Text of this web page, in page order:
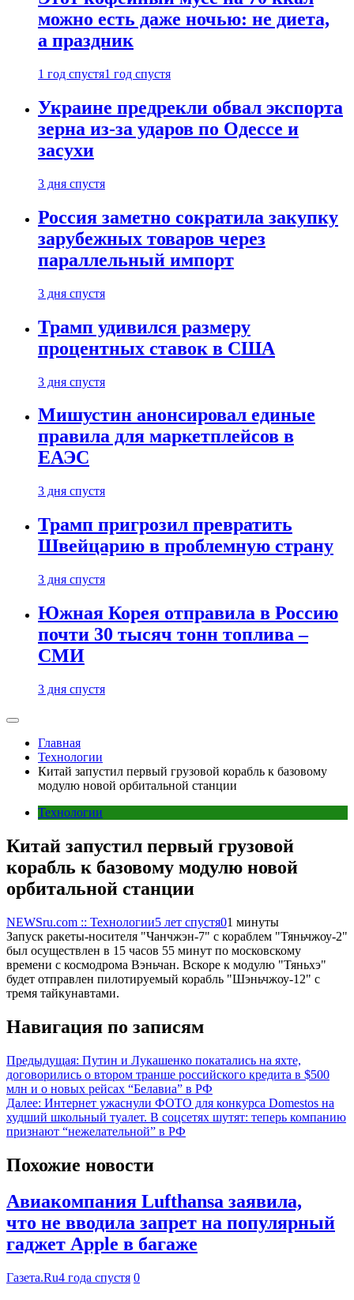
можно есть даже ночью: не диета,
а праздник
1 год спустя1 год спустя
Украине предрекли обвал экспорта
зерна из-за ударов по Одессе и
засухи
3 дня спустя
Россия заметно сократила закупку
зарубежных товаров через
параллельный импорт
3 дня спустя
Трамп удивился размеру
процентных ставок в США
3 дня спустя
Мишустин анонсировал единые
правила для маркетплейсов в
ЕАЭС
3 дня спустя
Трамп пригрозил превратить
Швейцарию в проблемную страну
3 дня спустя
Южная Корея отправила в Россию
почти 30 тысяч тонн топлива –
СМИ
3 дня спустя
Главная
Технологии
Китай запустил первый грузовой корабль к базовому
модулю новой орбитальной станции
Технологии
Китай запустил первый грузовой
корабль к базовому модулю новой
орбитальной станции
NEWSru.com :: Технологии5 лет спустя01 минуты
Запуск ракеты-носителя "Чанчжэн-7" с кораблем "Тяньчжоу-2"
был осуществлен в 15 часов 55 минут по московскому
времени с космодрома Вэньчан. Вскоре к модулю "Тяньхэ"
будет отправлен пилотируемый корабль "Шэньчжоу-12" с
тремя тайкунавтами.
Навигация по записям
Предыдущая: Путин и Лукашенко покатались на яхте,
договорились о втором транше российского кредита в $500
млн и о новых рейсах “Белавиа” в РФ
Далее: Интернет ужаснули ФОТО для конкурса Domestos на
худший школьный туалет. В соцсетях шутят: теперь компанию
признают “нежелательной” в РФ
Похожие новости
Авиакомпания Lufthansa заявила,
что не вводила запрет на популярный
гаджет Apple в багаже
Газета.Ru4 года спустя 0